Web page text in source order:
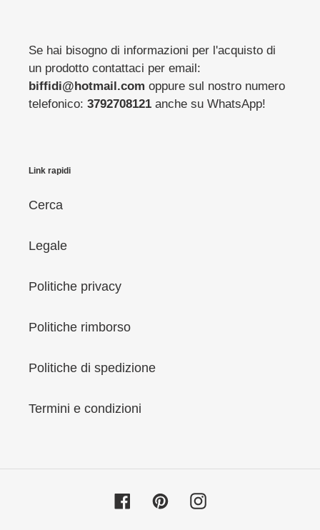
Se hai bisogno di informazioni per l'acquisto di
un prodotto contattaci per email:
biffidi@hotmail.com oppure sul nostro numero
telefonico: 3792708121 anche su WhatsApp!
Link rapidi
Cerca
Legale
Politiche privacy
Politiche rimborso
Politiche di spedizione
Termini e condizioni
FacebookPinterestInstagram